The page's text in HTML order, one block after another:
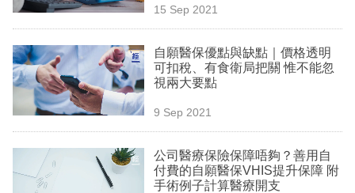
15 Sep 2021
自願醫保優點與缺點｜價格透明
可扣稅、有食衛局把關 惟不能忽
視兩大要點
9 Sep 2021
公司醫療保險保障唔夠？善用自
付費的自願醫保VHIS提升保障 附
手術例子計算醫療開支